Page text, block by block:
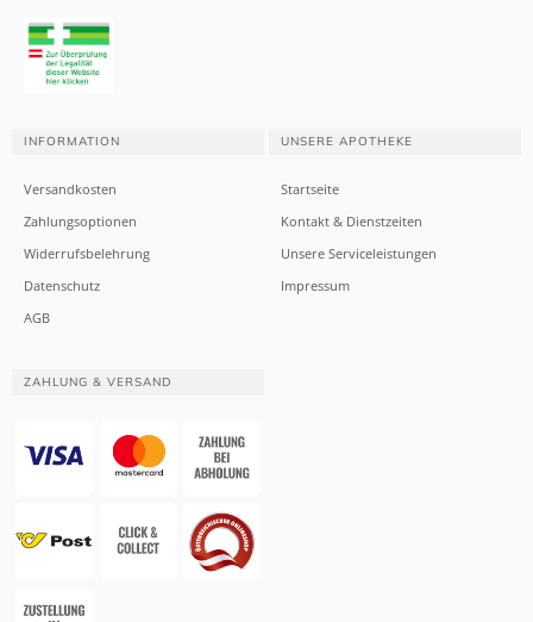
INFORMATION
Versandkosten
Zahlungsoptionen
Widerrufsbelehrung
Datenschutz
AGB
UNSERE APOTHEKE
Startseite
Kontakt & Dienstzeiten
Unsere Serviceleistungen
Impressum
ZAHLUNG & VERSAND